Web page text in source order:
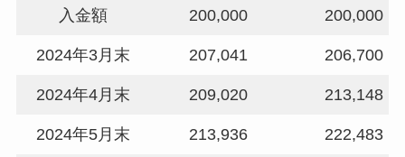
入金額 200,000 200,000
2024年3月末 207,041 206,700
2024年4月末 209,020 213,148
2024年5月末 213,936 222,483